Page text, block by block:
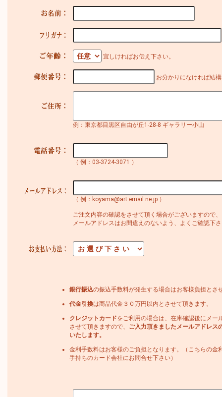
宜しければお伝え下さい。
お分かりになければ結
例：東京都目黒区自由が丘1-28-8 ギャラリー小山
（ 例：03-3724-3071 ）
（ 例：koyama@art.email.ne.jp ）
ご注文内容の確認をさせて頂く場合がございますので、
メールアドレスはお間違えのないよう、よくご確認下
銀行振込の振込手数料が発生する場合はお客様負担とさ
代金引換は商品代金３０万円以内とさせて頂きます。
クレジットカードをご利用の場合は、在庫確認後にメー
させて頂きますので、
ご入力頂きましたメールアドレス
いたします。
金利手数料はお客様のご負担となります。（こちらの金
手持ちのカード会社にお問合せ下さい）